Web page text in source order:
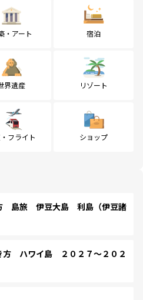
・アート 宿泊
界遺産 リゾート
フライト ショップ
島旅 伊豆大島 利島（伊豆諸
方 ハワイ島 ２０２７～２０２